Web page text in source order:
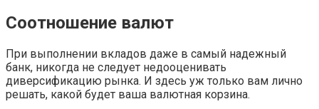
Соотношение валют
При выполнении вкладов даже в самый надежный
банк, никогда не следует недооценивать
диверсификацию рынка. И здесь уж только вам лично
решать, какой будет ваша валютная корзина.